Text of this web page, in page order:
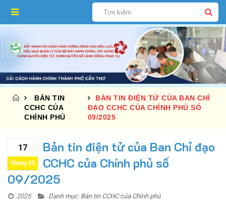
BẢN TIN
CCHC CỦA
CHÍNH PHỦ
BẢN TIN ĐIỆN TỬ CỦA BAN CHỈ
ĐẠO CCHC CỦA CHÍNH PHỦ SỐ
09/2025
17
tháng 03
Bản tin điện tử của Ban Chỉ đạo
CCHC của Chính phủ số
09/2025
2025 Danh mục: Bản tin CCHC của Chính phủ